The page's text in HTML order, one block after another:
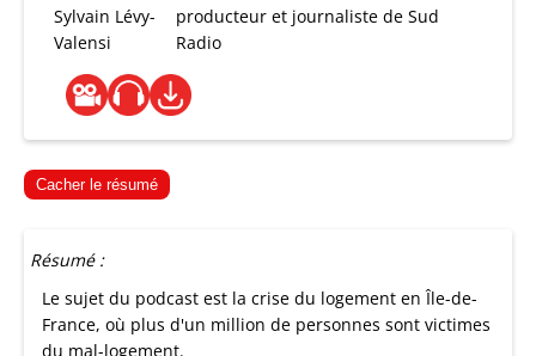
Sylvain Lévy-
Valensi
producteur et journaliste de Sud
Radio
Cacher le résumé
Résumé :
Le sujet du podcast est la crise du logement en Île-de-
France, où plus d'un million de personnes sont victimes
du mal-logement.